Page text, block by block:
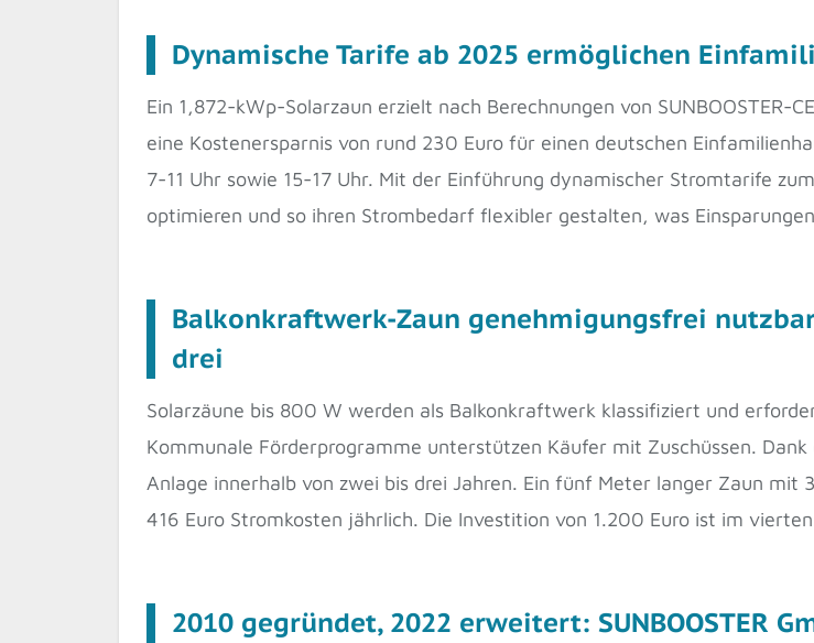
Dynamische Tarife ab 2025 ermöglichen
Ein 1,872-kWp-Solarzaun erzielt nach Berechnungen von SUNBOOSTER-
eine Kostenersparnis von rund 230 Euro für einen deutschen
7-11 Uhr sowie 15-17 Uhr. Mit der Einführung dynamischer Stromtarife
optimieren und so ihren Strombedarf flexibler gestalten, was
Balkonkraftwerk-Zaun genehmigungsfrei
drei
Solarzäune bis 800 W werden als Balkonkraftwerk klassifiziert und
Kommunale Förderprogramme unterstützen Käufer mit Zuschüssen.
Anlage innerhalb von zwei bis drei Jahren. Ein fünf Meter langer Zaun
416 Euro Stromkosten jährlich. Die Investition von 1.200 Euro ist im
2010 gegründet, 2022 erweitert: SUNBOOSTER